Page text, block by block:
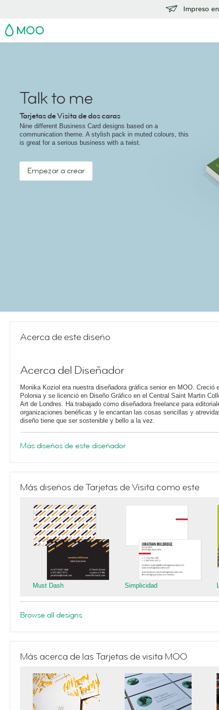
Impreso
MOO
Talk to me
Tarjetas de Visita de dos caras
Nine different Business Card designs based on a
communication theme. A stylish pack in muted colours, this
is great for a serious business with a twist.
Empezar a crear
Acerca de este diseño
Acerca del Diseñador
Monika Koziol era nuestra diseñadora gráfica senior en MOO. Creció
Polonia y se licenció en Diseño Gráfico en el Central Saint Martin
Art de Londres. Ha trabajado como diseñadora freelance para
organizaciones benéficas y le encantan las cosas sencillas y
diseño tiene que ser sostenible y bello a la vez.
Más diseños de este diseñador
Más diseños de Tarjetas de Visita como este
Must Dash Simplicidad
Browse all designs
Más acerca de las Tarjetas de visita MOO